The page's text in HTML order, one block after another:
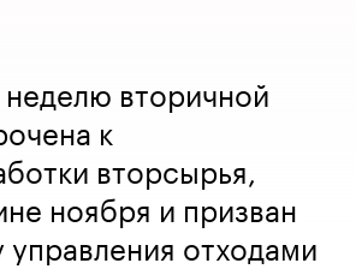
вторичной
к
вторсырья,
ноября и призван
отходами